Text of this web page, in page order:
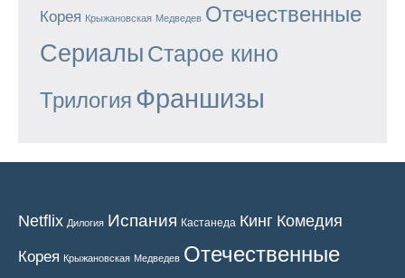
Корея Крыжановская Медведев Отечественные
Сериалы Старое кино
Трилогия Франшизы
Netflix Дилогия Испания Кастанеда Кинг Комедия
Корея Крыжановская Медведев Отечественные